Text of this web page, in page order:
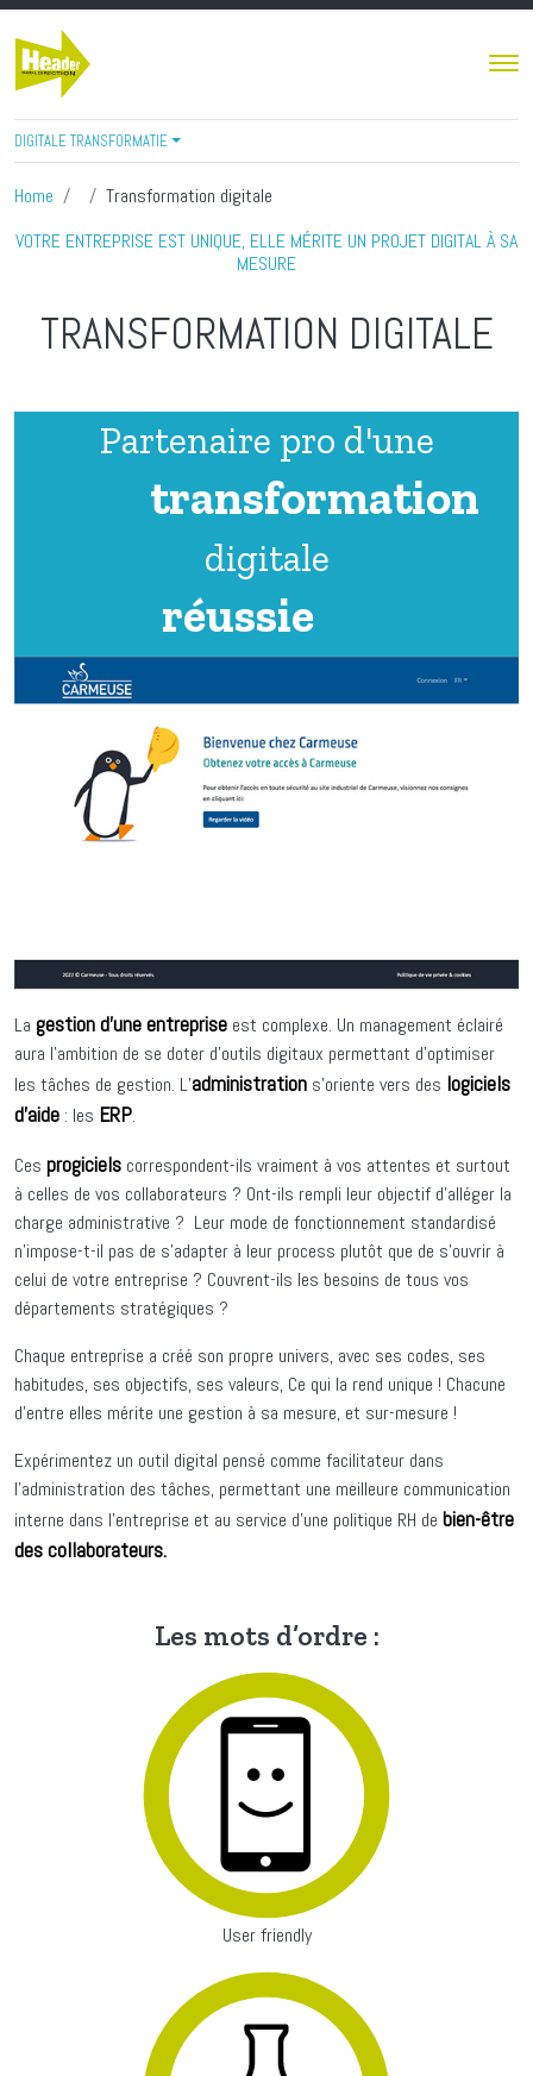
Skip to main content
DIGITALE TRANSFORMATIE
Home
Transformation digitale
VOTRE ENTREPRISE EST UNIQUE, ELLE MÉRITE UN PROJET DIGITAL À SA
MESURE
TRANSFORMATION DIGITALE
Partenaire pro d'une
transformation
digitale
réussie
La gestion d’une entreprise est complexe. Un management éclairé
aura l’ambition de se doter d’outils digitaux permettant d’optimiser
les tâches de gestion. L’administration s’oriente vers des logiciels
d’aide : les ERP.
Ces progiciels correspondent-ils vraiment à vos attentes et surtout
à celles de vos collaborateurs ? Ont-ils rempli leur objectif d’alléger la
charge administrative ? Leur mode de fonctionnement standardisé
n’impose-t-il pas de s’adapter à leur process plutôt que de s’ouvrir à
celui de votre entreprise ? Couvrent-ils les besoins de tous vos
départements stratégiques ?
Chaque entreprise a créé son propre univers, avec ses codes, ses
habitudes, ses objectifs, ses valeurs, Ce qui la rend unique ! Chacune
d’entre elles mérite une gestion à sa mesure, et sur-mesure !
Expérimentez un outil digital pensé comme facilitateur dans
l’administration des tâches, permettant une meilleure communication
interne dans l’entreprise et au service d’une politique RH de bien-être
des collaborateurs.
Les mots d’ordre :
User friendly